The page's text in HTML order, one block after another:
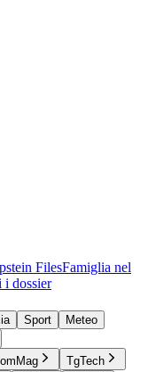
FilesFamiglia nel
i dossier
Sport
Meteo
TgTech